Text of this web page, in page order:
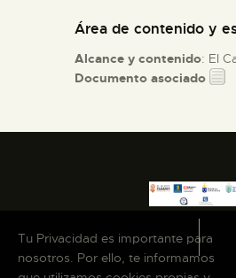
Área de contenido y
Alcance y contenido: El
Documento asociado
Tu Privacidad es importante para
nosotros. Por ello, te informamos